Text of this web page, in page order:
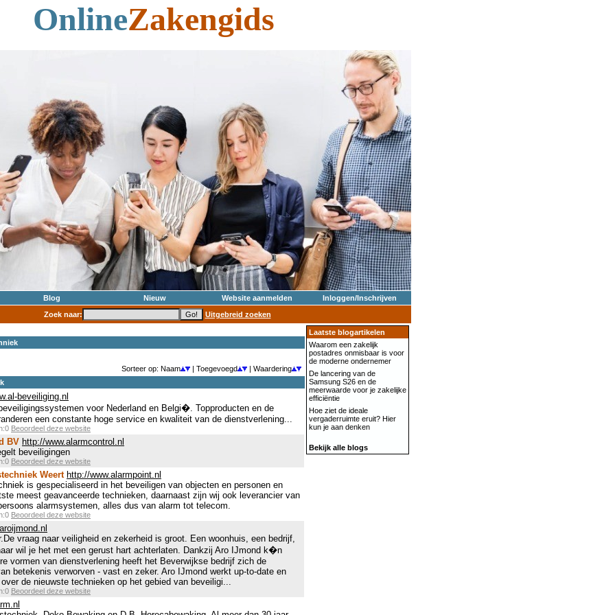
OnlineZakengids
Blog Nieuw Website aanmelden
Inloggen/Inschrijven
Zoek naar:
Uitgebreid zoeken
Sorteer op: Naam | Toegevoegd
| Waardering
beveiliging.nl
voor Nederland en Belgi�. Topproducten en de
een constante hoge service en kwaliteit van de dienstverlening...
Beoordeel deze website
BV http://www.alarmcontrol.nl
beveiligingen
Beoordeel deze website
Weert http://www.alarmpoint.nl
is gespecialiseerd in het beveiligen van objecten en personen en
meest geavanceerde technieken, daarnaast zijn wij ook leverancier van
alarmsystemen, alles dus van alarm tot telecom.
Beoordeel deze website
vraag naar veiligheid en zekerheid is groot. Een woonhuis, een bedrijf,
wil je het met een gerust hart achterlaten. Dankzij Aro IJmond k�n
vormen van dienstverlening heeft het Beverwijkse bedrijf zich de
betekenis verworven - vast en zeker. Aro IJmond werkt up-to-date en
de nieuwste technieken op het gebied van beveiligi...
Beoordeel deze website
Laatste blogartikelen
Waarom een zakelijk
postadres onmisbaar is voor
de moderne ondernemer
De lancering van de
Samsung S26 en de
meerwaarde voor je zakelijke
efficiëntie
Hoe ziet de ideale
vergaderruimte eruit? Hier
kun je aan denken
Bekijk alle blogs